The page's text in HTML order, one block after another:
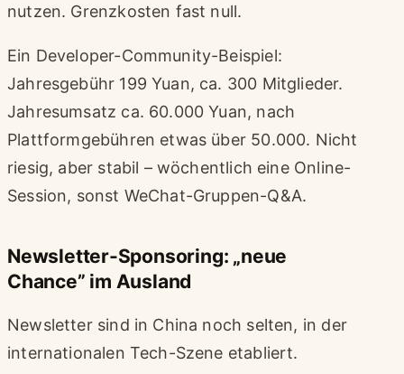
nutzen. Grenzkosten fast null.
Ein Developer-Community-Beispiel:
Jahresgebühr 199 Yuan, ca. 300 Mitglieder.
Jahresumsatz ca. 60.000 Yuan, nach
Plattformgebühren etwas über 50.000. Nicht
riesig, aber stabil – wöchentlich eine Online-
Session, sonst WeChat-Gruppen-Q&A.
Newsletter-Sponsoring: „neue
Chance” im Ausland
Newsletter sind in China noch selten, in der
internationalen Tech-Szene etabliert.